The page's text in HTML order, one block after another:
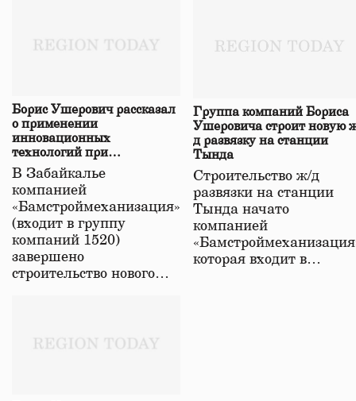
Борис Ушерович рассказал
о применении
инновационных
технологий при
строительстве нового моста
в Забайкалье
В Забайкалье
компанией
«Бамстроймеханизация»
(входит в группу
компаний 1520)
завершено
строительство нового…
Группа компаний Бориса
Ушеровича строит новую
д развязку на станции
Тында
Строительство ж/д
развязки на станции
Тында начато
компанией
которая входит в…